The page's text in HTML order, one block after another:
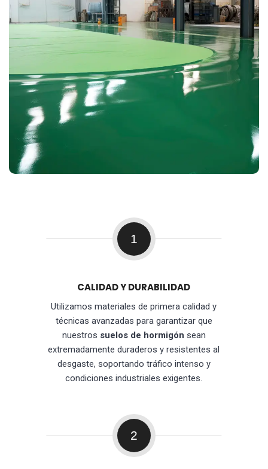
1
CALIDAD Y DURABILIDAD
Utilizamos materiales de primera calidad y
técnicas avanzadas para garantizar que
nuestros suelos de hormigón sean
extremadamente duraderos y resistentes al
desgaste, soportando tráfico intenso y
condiciones industriales exigentes.
2